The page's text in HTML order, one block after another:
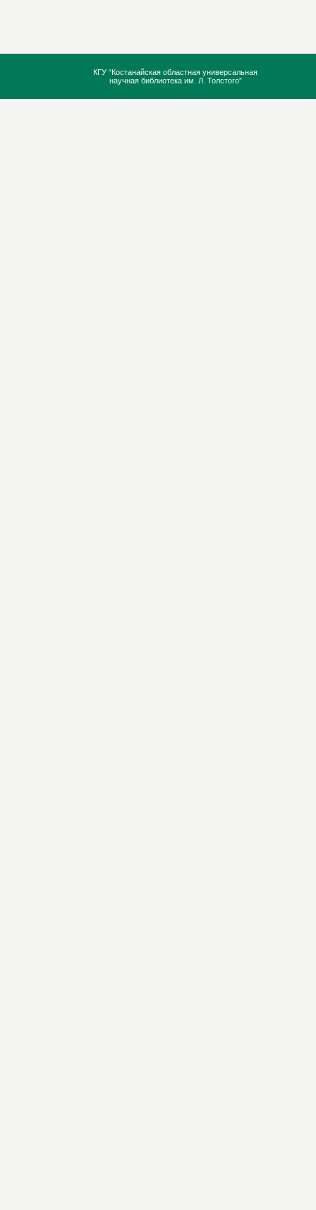
КГУ “Костанайская областная универсальная
научная библиотека им. Л. Толстого”